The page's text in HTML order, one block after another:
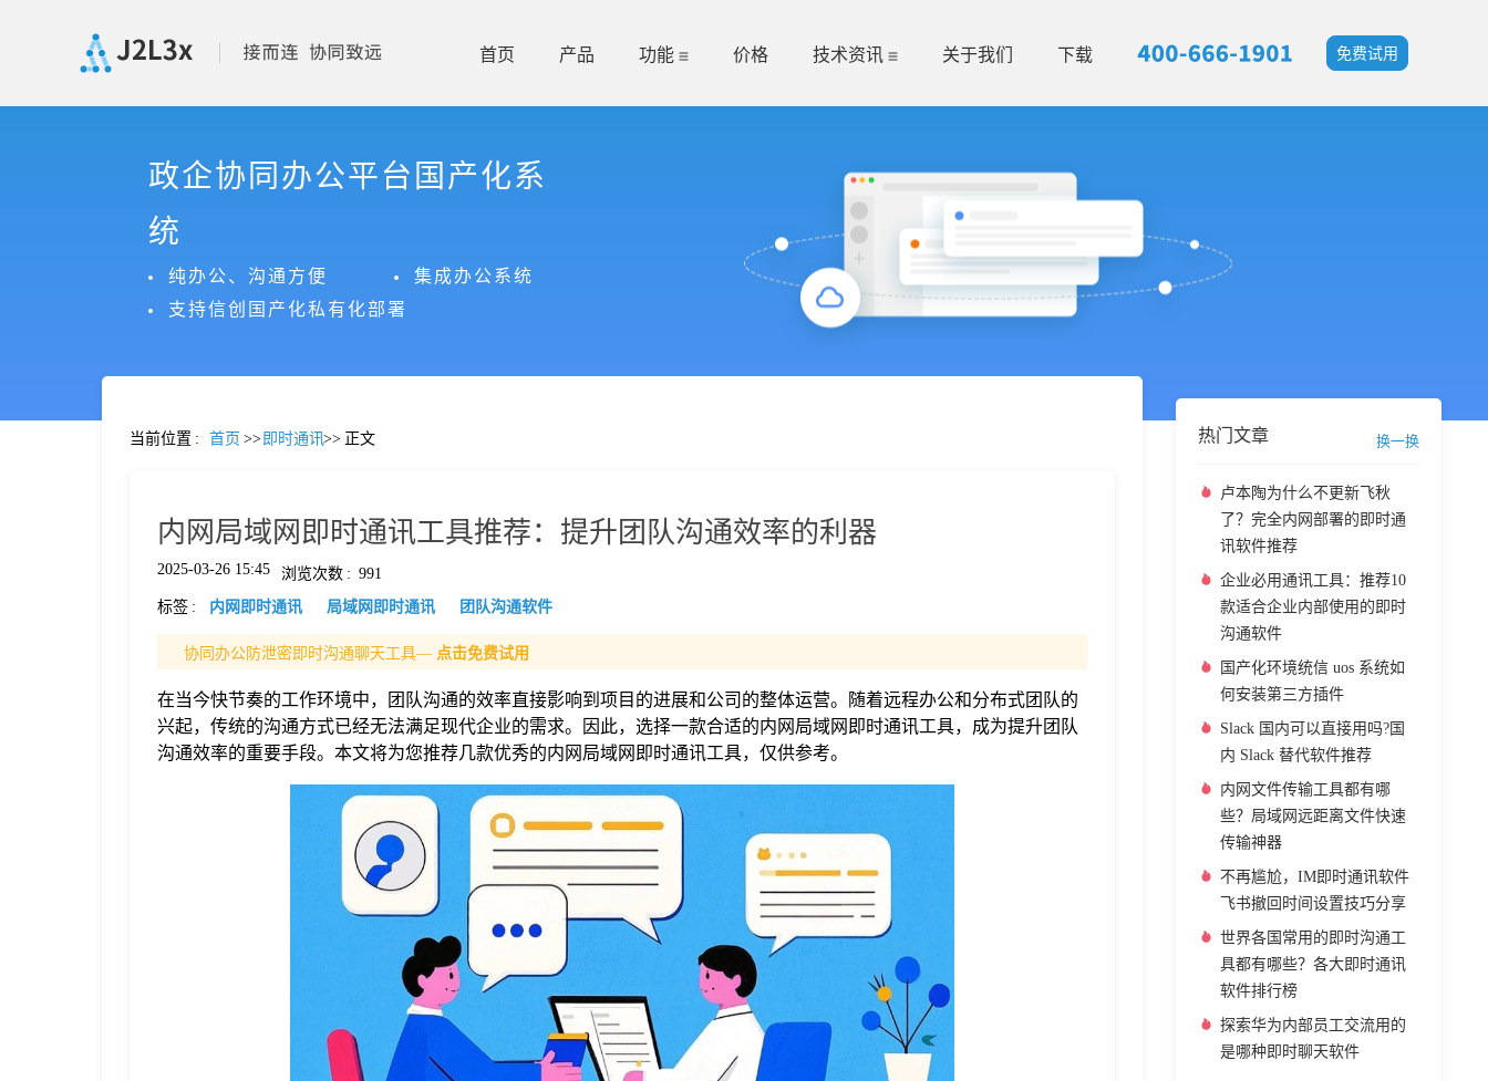
首页 产品 功能 价格 技术资讯 关于我们 下载 免费试用
政企协同办公平台国产化系
统
纯办公、沟通方便
集成办公系统
支持信创国产化私有化部署
当前位置 : 首页 >> 即时通讯>> 正文
内网局域网即时通讯工具推荐：提升团队沟通效率的利器
2025-03-26 15:45 浏览次数 : 991
标签 : 内网即时通讯 局域网即时通讯 团队沟通软件
协同办公防泄密即时沟通聊天工具— 点击免费试用
在当今快节奏的工作环境中，团队沟通的效率直接影响到项目的进展和公司的整体运营。随着远程办公和分布式团队的
兴起，传统的沟通方式已经无法满足现代企业的需求。因此，选择一款合适的内网局域网即时通讯工具，成为提升团队
沟通效率的重要手段。本文将为您推荐几款优秀的内网局域网即时通讯工具，仅供参考。
热门文章 换一换
卢本陶为什么不更新飞秋
了？完全内网部署的即时通
讯软件推荐
企业必用通讯工具：推荐10
款适合企业内部使用的即时
沟通软件
国产化环境统信 uos 系统如
何安装第三方插件
Slack 国内可以直接用吗?国
内 Slack 替代软件推荐
内网文件传输工具都有哪
些？局域网远距离文件快速
传输神器
不再尴尬，IM即时通讯软件
飞书撤回时间设置技巧分享
世界各国常用的即时沟通工
具都有哪些？各大即时通讯
软件排行榜
探索华为内部员工交流用的
是哪种即时聊天软件